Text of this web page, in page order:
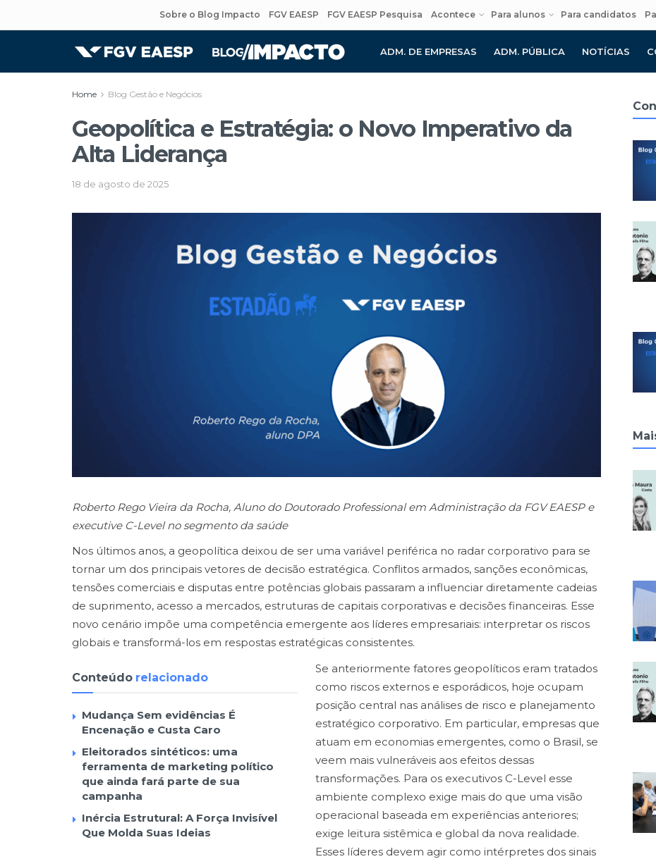
Sobre o Blog Impacto FGV EAESP FGV EAESP Pesquisa Acontece Para alunos Para candidatos
ADM. DE EMPRESAS ADM. PÚBLICA NOTÍCIAS
Home Blog Gestão e Negócios
Geopolítica e Estratégia: o Novo Imperativo da
Alta Liderança
18 de agosto de 2025
Roberto Rego Vieira da Rocha, Aluno do Doutorado Professional em Administração da FGV EAESP e
executive C-Level no segmento da saúde
Nos últimos anos, a geopolítica deixou de ser uma variável periférica no radar corporativo para se
tornar um dos principais vetores de decisão estratégica. Conflitos armados, sanções econômicas,
tensões comerciais e disputas entre potências globais passaram a influenciar diretamente cadeias
de suprimento, acesso a mercados, estruturas de capitais corporativas e decisões financeiras. Esse
novo cenário impõe uma competência emergente aos líderes empresariais: interpretar os riscos
globais e transformá-los em respostas estratégicas consistentes.
Conteúdo relacionado
Mudança Sem evidências É
Encenação e Custa Caro
Eleitorados sintéticos: uma
ferramenta de marketing político
que ainda fará parte de sua
campanha
Inércia Estrutural: A Força Invisível
Que Molda Suas Ideias
Se anteriormente fatores geopolíticos eram tratados
como riscos externos e esporádicos, hoje ocupam
posição central nas análises de risco e planejamento
estratégico corporativo. Em particular, empresas que
atuam em economias emergentes, como o Brasil, se
veem mais vulneráveis aos efeitos dessas
transformações. Para os executivos C-Level esse
ambiente complexo exige mais do que uma visão
operacional baseada em experiências anteriores;
exige leitura sistêmica e global da nova realidade.
Esses líderes devem agir como intérpretes dos sinais